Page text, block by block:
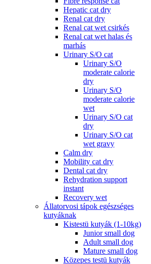
Hepatic cat dry
Renal cat dry
Renal cat wet csirkés
Renal cat wet halas és
marhás
Urinary S/O cat
Urinary S/O
moderate calorie
dry
Urinary S/O
moderate calorie
wet
Urinary S/O cat
dry
Urinary S/O cat
wet gravy
Calm dry
Mobility cat dry
Dental cat dry
Rehydration support
instant
Recovery wet
Állatorvosi tápok egészséges
kutyáknak
Kistestü kutyák (1-10kg)
Junior small dog
Adult small dog
Mature small dog
Közepes testü kutyák